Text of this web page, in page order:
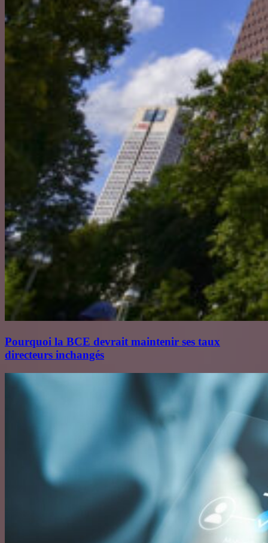
Pourquoi la BCE devrait maintenir ses taux
directeurs inchangés